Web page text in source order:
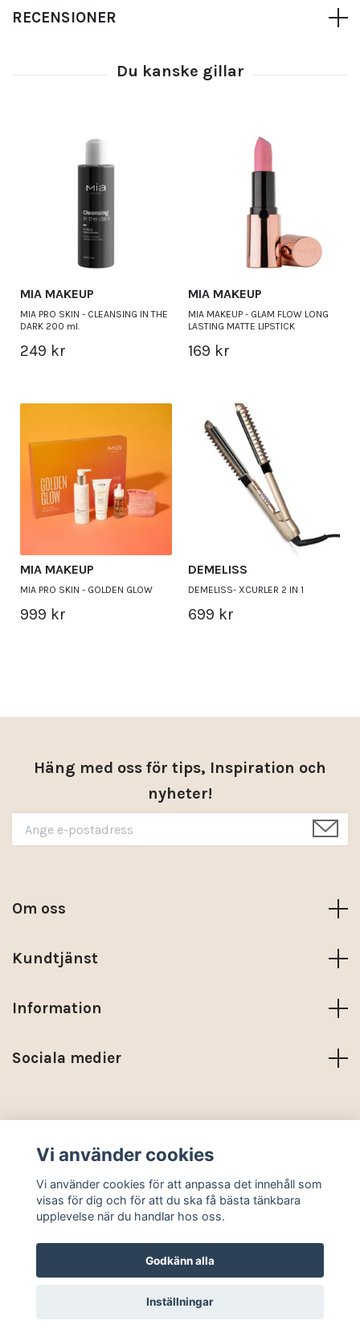
RECENSIONER
MIA MAKEUP
MIA PRO SKIN - CLEANSING IN THE
DARK 200 ml.
249 kr
MIA MAKEUP
MIA MAKEUP - GLAM FLOW LONG
LASTING MATTE LIPSTICK
169 kr
MIA MAKEUP
MIA PRO SKIN - GOLDEN GLOW
999 kr
DEMELISS
DEMELISS- XCURLER 2 IN 1
699 kr
Häng med oss för tips, Inspiration och
nyheter!
Om oss
Kundtjänst
Information
Sociala medier
Vi använder cookies
Vi använder cookies för att anpassa det innehåll som
visas för dig och för att du ska få bästa tänkbara
upplevelse när du handlar hos oss.
Godkänn alla
Inställningar